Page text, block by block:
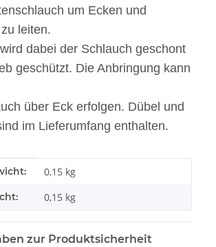
um Ecken und
leiten.
dabei der Schlauch geschont
geschützt. Die Anbringung kann
über Eck erfolgen. Dübel und
im Lieferumfang enthalten.
0,15 kg
0,15 kg
zur Produktsicherheit